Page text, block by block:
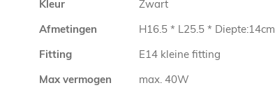
Kleur
Zwart
Afmetingen
H16.5 * L25.5 * Diepte:14cm
Fitting
E14 kleine fitting
Max vermogen
max. 40W